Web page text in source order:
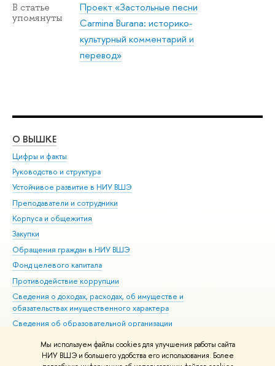
Мы используем файлы cookies для улучшения работы сайта
НИУ ВШЭ и большего удобства его использования. Более
В статье
упомянуты
Проект «Застольные песни
Carmina Burana: историко-
культурный комментарий и
перевод»
О ВЫШКЕ
Цифры и факты
Руководство и структура
Устойчивое развитие в НИУ ВШЭ
Преподаватели и сотрудники
Корпуса и общежития
Закупки
Обращения граждан в НИУ ВШЭ
Фонд целевого капитала
Противодействие коррупции
Сведения о доходах, расходах, об имуществе и
обязательствах имущественного характера
Сведения об образовательной организации
Людям с ограниченными возможностями здоровья
Единая платежная страница